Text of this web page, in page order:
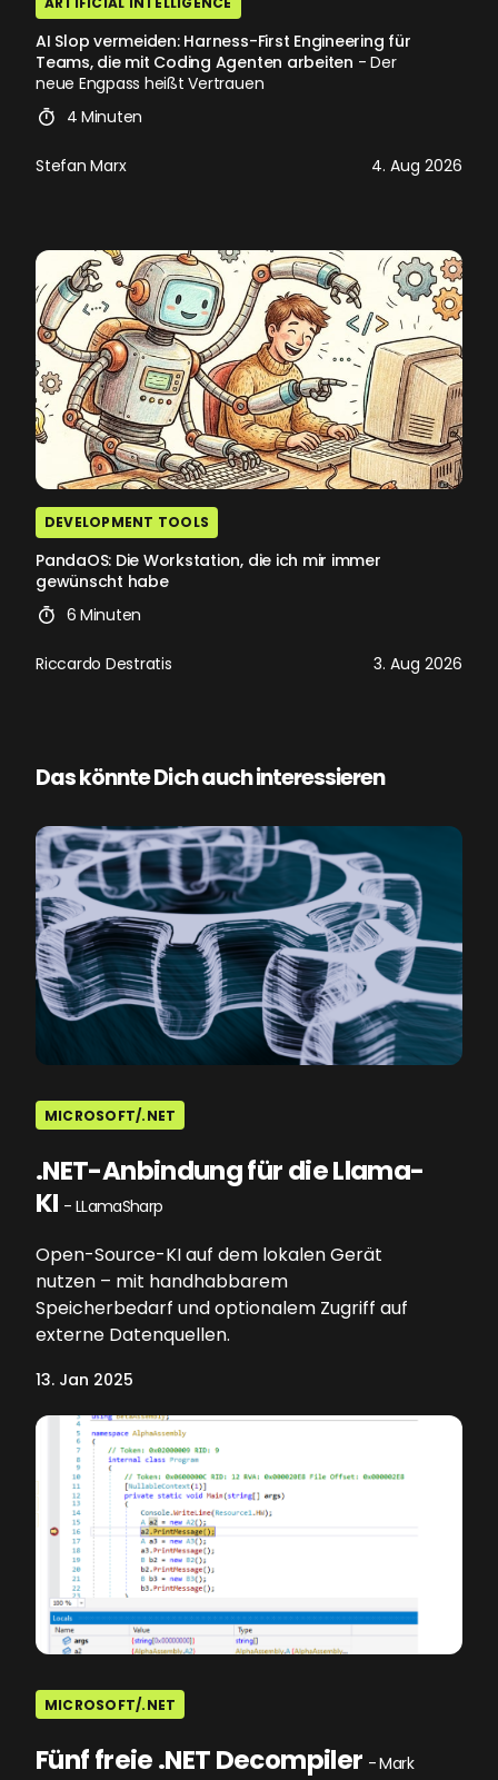
AI Slop vermeiden: Harness-First Engineering für
Teams, die mit Coding Agenten arbeiten - Der
neue Engpass heißt Vertrauen
4 Minuten
Stefan Marx 4. Aug 2026
DEVELOPMENT TOOLS
PandaOS: Die Workstation, die ich mir immer
gewünscht habe
6 Minuten
Riccardo Destratis 3. Aug 2026
Das könnte Dich auch interessieren
MICROSOFT/.NET
.NET-Anbindung für die Llama-
KI - LLamaSharp
Open-Source-KI auf dem lokalen Gerät
nutzen – mit handhabbarem
Speicherbedarf und optionalem Zugriff auf
externe Datenquellen.
13. Jan 2025
MICROSOFT/.NET
Fünf freie .NET Decompiler - Mark